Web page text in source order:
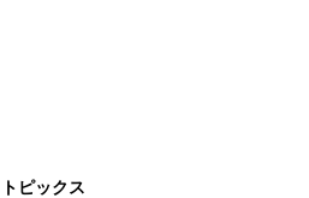
トピックス